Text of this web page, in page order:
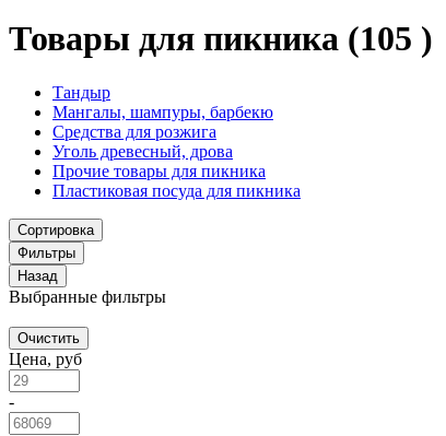
Товары для пикника (105 )
Тандыр
Мангалы, шампуры, барбекю
Средства для розжига
Уголь древесный, дрова
Прочие товары для пикника
Пластиковая посуда для пикника
Сортировка
Фильтры
Назад
Выбранные фильтры
Очистить
Цена, руб
-